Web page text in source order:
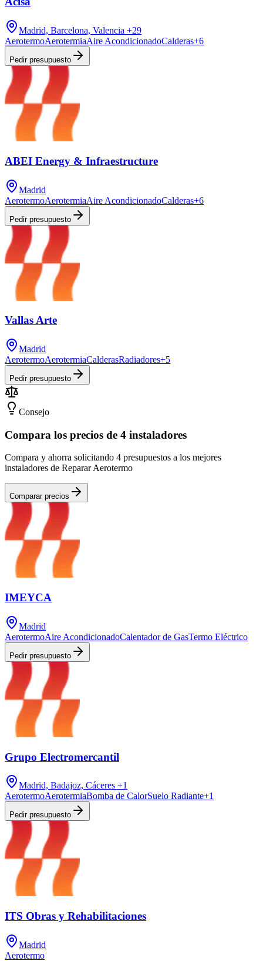
Madrid, Barcelona, Valencia +29
AerotermoAerotermiaAire AcondicionadoCalderas+6
Pedir presupuesto
ABEI Energy & Infraestructure
Madrid
AerotermoAerotermiaAire AcondicionadoCalderas+6
Pedir presupuesto
Vallas Arte
Madrid
AerotermoAerotermiaCalderasRadiadores+5
Pedir presupuesto
Consejo
Compara los precios de 4 instaladores
Compara y ahorra solicitando 4 presupuestos a los mejores
instaladores de Reparar Aerotermo
Comparar precios
IMEYCA
Madrid
AerotermoAire AcondicionadoCalentador de GasTermo Eléctrico
Pedir presupuesto
Grupo Electromercantil
Madrid, Badajoz, Cáceres +1
AerotermoAerotermiaBomba de CalorSuelo Radiante+1
Pedir presupuesto
ITS Obras y Rehabilitaciones
Madrid
Aerotermo